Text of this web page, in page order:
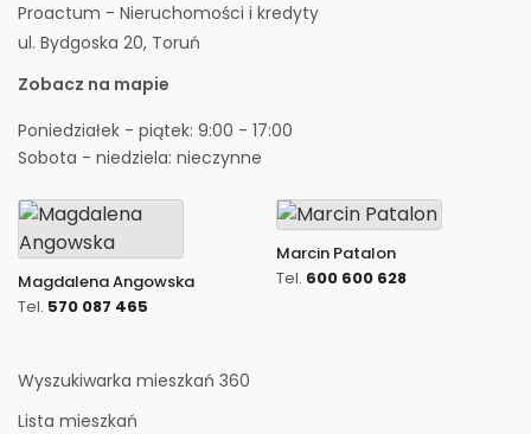
Proactum - Nieruchomości i kredyty
ul. Bydgoska 20, Toruń
Zobacz na mapie
Poniedziałek - piątek: 9:00 - 17:00
Sobota - niedziela: nieczynne
Magdalena Angowska
Tel. 570 087 465
Marcin Patalon
Tel. 600 600 628
Wyszukiwarka mieszkań 360
Lista mieszkań